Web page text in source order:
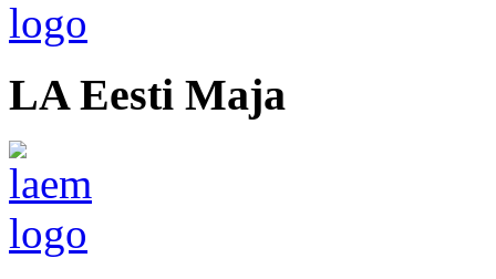
LA Eesti Maja